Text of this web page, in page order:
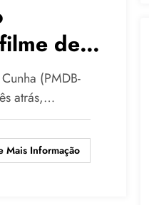
de
(PMDB-
atrás,…
Mais Informação